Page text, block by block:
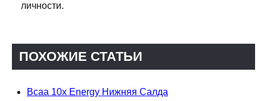
личности.
ПОХОЖИЕ СТАТЬИ
Bcaa 10x Energy Нижняя Салда